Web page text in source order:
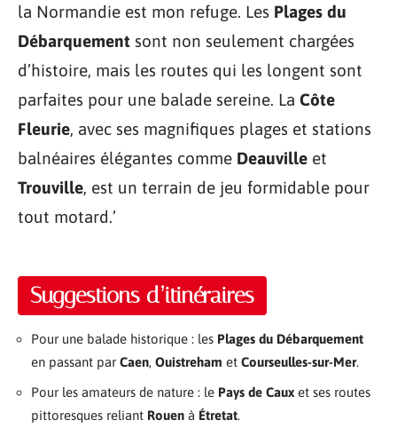
la Normandie est mon refuge. Les Plages du
Débarquement sont non seulement chargées
d’histoire, mais les routes qui les longent sont
parfaites pour une balade sereine. La Côte
Fleurie, avec ses magnifiques plages et stations
balnéaires élégantes comme Deauville et
Trouville, est un terrain de jeu formidable pour
tout motard.’
Suggestions d’itinéraires
Pour une balade historique : les Plages du Débarquement
en passant par Caen, Ouistreham et Courseulles-sur-Mer.
Pour les amateurs de nature : le Pays de Caux et ses routes
pittoresques reliant Rouen à Étretat.